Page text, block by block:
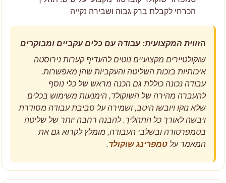
הכרחי לקבלת ברק גבוה ושבירה נקייה
הזווית המקצועית: עבודה עם כלים עקביים ומבוקרים
שוקולטיירים מקצועיים נוטים להעדיף קערות נירוסטה
איכותיות בזכות השליטה והעקביות שהן מאפשרות.
עבודה נכונה כוללת גם הכנה מראש של כלי נוסף
להעברה מהירה של השוקולד, הימנעות משימוש בכלים
שלא נוקו ויובשו היטב, ושמירה על סביבת עבודה מסודרת
ויבשה לאורך כל התהליך. להבנה רחבה יותר של שליטה
בטמפרטורה ובשלבי העבודה, מומלץ לקרוא גם את
המאמר עלטמפרינג שוקולד.